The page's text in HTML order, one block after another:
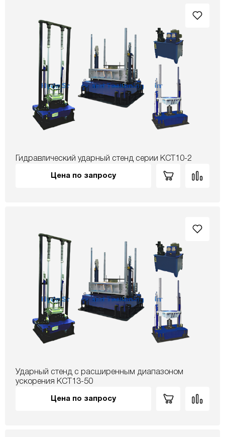
Гидравлический ударный стенд серии КСТ10-2
Цена по запросу
Ударный стенд с расширенным диапазоном
ускорения KCT13-50
Цена по запросу